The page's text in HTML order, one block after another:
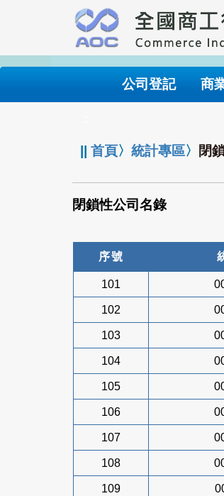
要
內
公司登記 商
||首頁〉統計專區〉 閉
閉鎖性公司名錄
序號
101
102
103
104
105
106
107
108
109